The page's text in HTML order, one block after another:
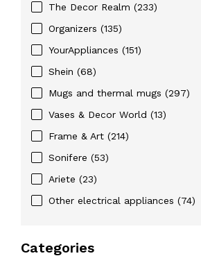
The Decor Realm (233)
Organizers (135)
YourAppliances (151)
Shein (68)
Mugs and thermal mugs (297)
Vases & Decor World (13)
Frame & Art (214)
Sonifere (53)
Ariete (23)
Other electrical appliances (74)
Categories